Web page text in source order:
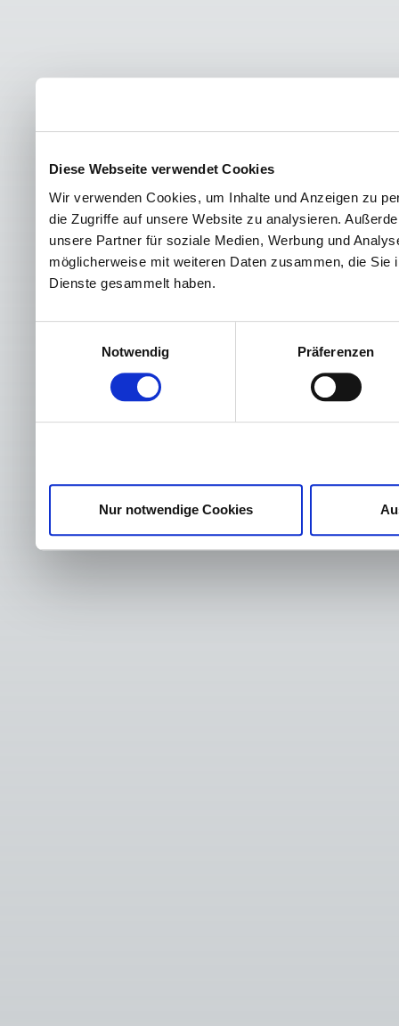
Diese Webseite verwendet Cookies
Wir verwenden Cookies, um Inhalte und Anzeigen zu
die Zugriffe auf unsere Website zu analysieren.
unsere Partner für soziale Medien, Werbung und
möglicherweise mit weiteren Daten zusammen, die
Dienste gesammelt haben.
Notwendig
Präferenzen
Nur notwendige Cookies